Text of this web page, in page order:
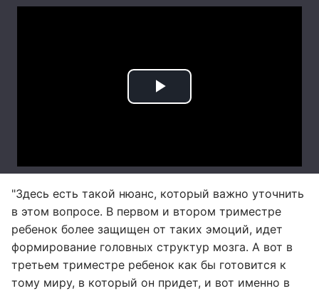
"Здесь есть такой нюанс, который важно уточнить
в этом вопросе. В первом и втором триместре
ребенок более защищен от таких эмоций, идет
формирование головных структур мозга. А вот в
третьем триместре ребенок как бы готовится к
тому миру, в который он придет, и вот именно в